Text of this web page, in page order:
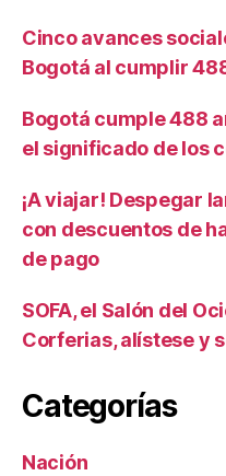
Cinco avances
Bogotá al cumplir
Bogotá cumple 488
el significado de los
¡A viajar! Despegar
con descuentos de
de pago
SOFA, el Salón del
Corferias, alístese y
Categorías
Nación